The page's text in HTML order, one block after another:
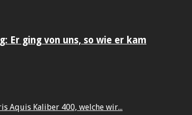
Er ging von uns, so wie er kam
Aquis Kaliber 400, welche wir...